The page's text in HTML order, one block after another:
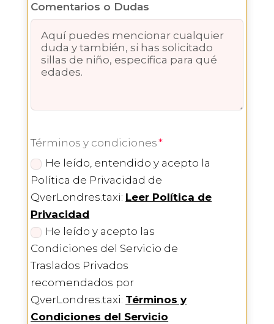
Comentarios o Dudas
Términos y condiciones
He leído, entendido y acepto la
Política de Privacidad de
QverLondres.taxi: Leer Política de
Privacidad
He leído y acepto las
Condiciones del Servicio de
Traslados Privados
recomendados por
QverLondres.taxi: Términos y
Condiciones del Servicio